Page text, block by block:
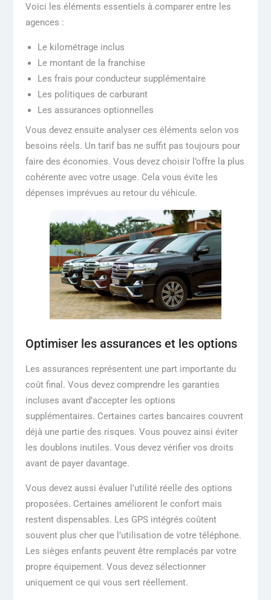
Voici les éléments essentiels à comparer entre les
agences :
Le kilométrage inclus
Le montant de la franchise
Les frais pour conducteur supplémentaire
Les politiques de carburant
Les assurances optionnelles
Vous devez ensuite analyser ces éléments selon vos
besoins réels. Un tarif bas ne suffit pas toujours pour
faire des économies. Vous devez choisir l’offre la plus
cohérente avec votre usage. Cela vous évite les
dépenses imprévues au retour du véhicule.
Optimiser les assurances et les options
Les assurances représentent une part importante du
coût final. Vous devez comprendre les garanties
incluses avant d’accepter les options
supplémentaires. Certaines cartes bancaires couvrent
déjà une partie des risques. Vous pouvez ainsi éviter
les doublons inutiles. Vous devez vérifier vos droits
avant de payer davantage.
Vous devez aussi évaluer l’utilité réelle des options
proposées. Certaines améliorent le confort mais
restent dispensables. Les GPS intégrés coûtent
souvent plus cher que l’utilisation de votre téléphone.
Les sièges enfants peuvent être remplacés par votre
propre équipement. Vous devez sélectionner
uniquement ce qui vous sert réellement.